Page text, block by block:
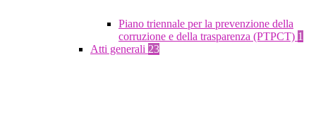
Piano triennale per la prevenzione della
corruzione e della trasparenza (PTPCT) 1
Atti generali 23